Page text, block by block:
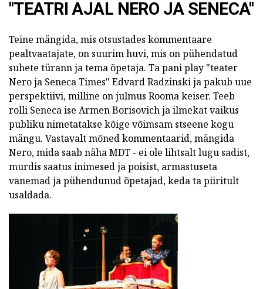
"TEATRI AJAL NERO JA SENECA"
Teine mängida, mis otsustades kommentaare
pealtvaatajate, on suurim huvi, mis on pühendatud
suhete türann ja tema õpetaja. Ta pani play "teater
Nero ja Seneca Times" Edvard Radzinski ja pakub uue
perspektiivi, milline on julmus Rooma keiser. Teeb
rolli Seneca ise Armen Borisovich ja ilmekat vaikus
publiku nimetatakse kõige võimsam stseene kogu
mängu. Vastavalt mõned kommentaarid, mängida
Nero, mida saab näha MDT - ei ole lihtsalt lugu sadist,
murdis saatus inimesed ja poisist, armastuseta
vanemad ja pühendunud õpetajad, keda ta piiritult
usaldada.